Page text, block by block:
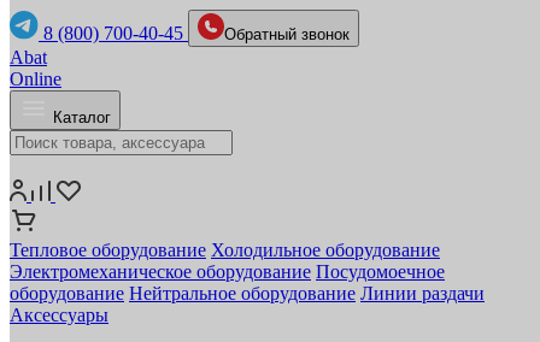
8 (800) 700-40-45 Обратный звонок
Abat
Online
Каталог
Тепловое оборудование Холодильное оборудование
Электромеханическое оборудование Посудомоечное
оборудование Нейтральное оборудование Линии раздачи
Аксессуары